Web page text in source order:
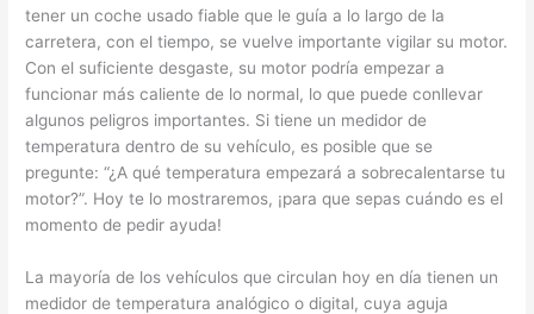
tener un coche usado fiable que le guía a lo largo de la
carretera, con el tiempo, se vuelve importante vigilar su motor.
Con el suficiente desgaste, su motor podría empezar a
funcionar más caliente de lo normal, lo que puede conllevar
algunos peligros importantes. Si tiene un medidor de
temperatura dentro de su vehículo, es posible que se
pregunte: “¿A qué temperatura empezará a sobrecalentarse tu
motor?”. Hoy te lo mostraremos, ¡para que sepas cuándo es el
momento de pedir ayuda!
La mayoría de los vehículos que circulan hoy en día tienen un
medidor de temperatura analógico o digital, cuya aguja